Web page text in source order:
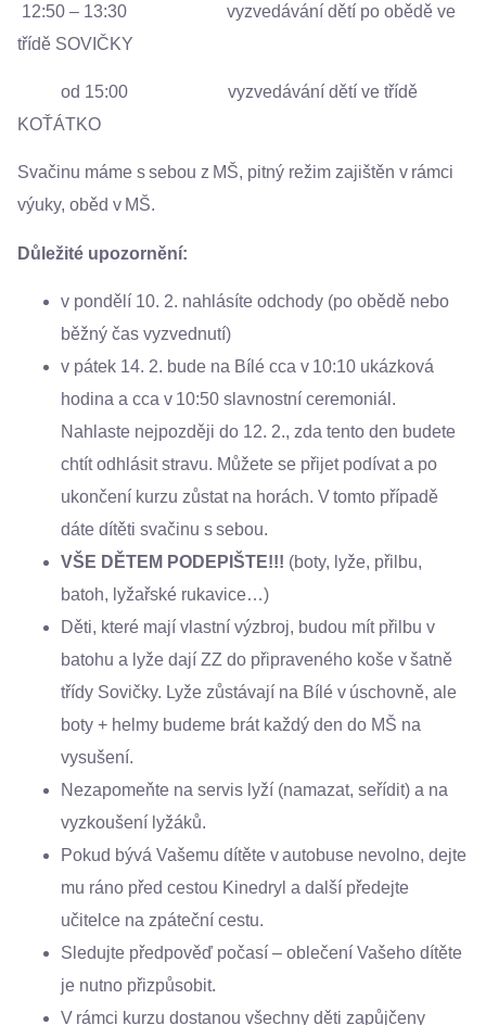
12:50 – 13:30 vyzvedávání dětí po obědě ve
třídě SOVIČKY
od 15:00 vyzvedávání dětí ve třídě
KOŤÁTKO
Svačinu máme s sebou z MŠ, pitný režim zajištěn v rámci
výuky, oběd v MŠ.
Důležité upozornění:
v pondělí 10. 2. nahlásíte odchody (po obědě nebo
běžný čas vyzvednutí)
v pátek 14. 2. bude na Bílé cca v 10:10 ukázková
hodina a cca v 10:50 slavnostní ceremoniál.
Nahlaste nejpozději do 12. 2., zda tento den budete
chtít odhlásit stravu. Můžete se přijet podívat a po
ukončení kurzu zůstat na horách. V tomto případě
dáte dítěti svačinu s sebou.
VŠE DĚTEM PODEPIŠTE!!! (boty, lyže, přilbu,
batoh, lyžařské rukavice…)
Děti, které mají vlastní výzbroj, budou mít přilbu v
batohu a lyže dají ZZ do připraveného koše v šatně
třídy Sovičky. Lyže zůstávají na Bílé v úschovně, ale
boty + helmy budeme brát každý den do MŠ na
vysušení.
Nezapomeňte na servis lyží (namazat, seřídit) a na
vyzkoušení lyžáků.
Pokud bývá Vašemu dítěte v autobuse nevolno, dejte
mu ráno před cestou Kinedryl a další předejte
učitelce na zpáteční cestu.
Sledujte předpověď počasí – oblečení Vašeho dítěte
je nutno přizpůsobit.
V rámci kurzu dostanou všechny děti zapůjčeny